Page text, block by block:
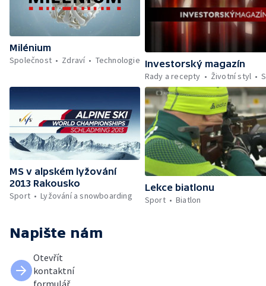
Milénium
Společnost
Zdraví Technologie Investorský magazín
Rady a recepty
Životní styl
MS v alpském lyžování
2013 Rakousko
Sport
Lyžování a snowboarding
Lekce biatlonu
Sport
Biatlon
Napište nám
Otevřít
kontaktní